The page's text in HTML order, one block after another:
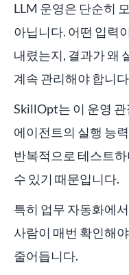
LLM 운영은 단순히
아닙니다. 어떤 입력
내렸는지, 결과가 왜
계속 관리해야 합니
SkillOpt는 이 운영
에이전트의 실행 능
반복적으로 테스트
수 있기 때문입니다.
특히 업무 자동화에
사람이 매번 확인해
줄어듭니다.